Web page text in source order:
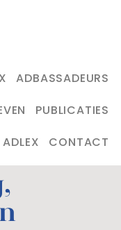
ADBASSADEURS
PUBLICATIES
CONTACT